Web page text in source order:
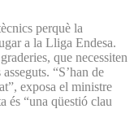
perquè la
a la Lliga Endesa.
que necessiten
“S’han de
exposa el ministre
és “una qüestió clau